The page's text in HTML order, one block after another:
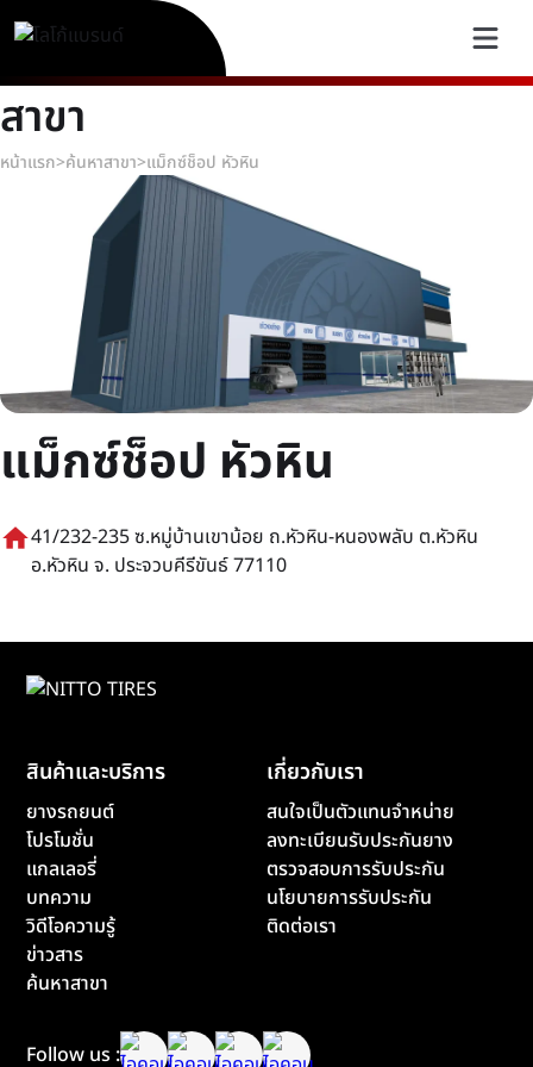
สาขา
หน้าแรก>ค้นหาสาขา>แม็กซ์ช็อป หัวหิน
แม็กซ์ช็อป หัวหิน
home41/232-235 ซ.หมู่บ้านเขาน้อย ถ.หัวหิน-หนองพลับ ต.หัวหิน
อ.หัวหิน จ. ประจวบคีรีขันธ์ 77110
สินค้าและบริการ
ยางรถยนต์
โปรโมชั่น
แกลเลอรี่
บทความ
วิดีโอความรู้
ข่าวสาร
ค้นหาสาขา
เกี่ยวกับเรา
สนใจเป็นตัวแทนจำหน่าย
ลงทะเบียนรับประกันยาง
ตรวจสอบการรับประกัน
นโยบายการรับประกัน
ติดต่อเรา
Follow us :